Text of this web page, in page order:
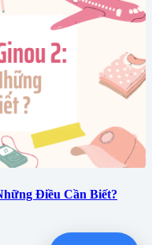
Điều Cần Biết?